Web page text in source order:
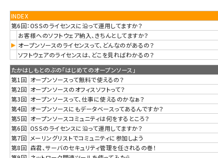
INDEX
第6回：OSSのライセンスに沿って運用してますか？
お客様へのソフトウェア納入、きちんとしてますか？
オープンソースのライセンスって、どんなのがあるの？
ソフトウェアのライセンスは、どこを見ればわかるの？
たかはしもとのぶの「はじめてのオープンソース」
第1回 オープンソースって無料で使えるの？
第2回 オープンソースのオフィスソフトって？
第3回 オープンソースって、仕事に使えるのかなぁ？
第4回 オープンソースにもデータベースってあるんですか？
第5回 オープンソースコミュニティは何をするところ？
第6回 OSSのライセンスに沿って運用してますか？
第7回 メーリングリストでコミュニティに参加しよう
第8回 森君、サーバのセキュリティ管理を任されるの巻！